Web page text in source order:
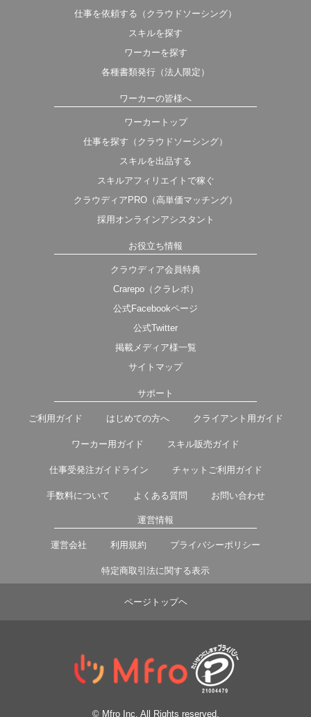
仕事を依頼する（クラウドソーシング）
スキルを探す
ワーカーを探す
各種書類発行（法人限定）
ワーカーの皆様へ
ワーカートップ
仕事を探す（クラウドソーシング）
スキルを出品する
スキルアフィリエイトで稼ぐ
クラウディアPRO（高単価マッチング）
採用オンラインアシスタント
お役立ち情報
クラウディア会員特典
Crarepo（クラレポ）
公式Facebookページ
公式Twitter
掲載メディア様一覧
サイトマップ
サポート
ご利用ガイド はじめての方へ クライアント用ガイド
ワーカー用ガイド スキル販売ガイド
仕事受発注ガイドライン チャットご利用ガイド
手数料について よくある質問 お問い合わせ
運営情報
運営会社 利用規約 プライバシーポリシー
特定商取引法に関する表示
ページトップヘ
© Mfro Inc. All Rights reserved.